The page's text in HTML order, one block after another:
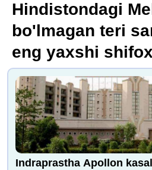
Hindistondagi
bo'lmagan teri
eng yaxshi
Indraprastha Apollon